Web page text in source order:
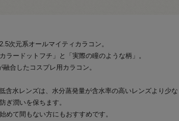
次元系オールマイティカラコン。
ラードットフチ」と「実際の瞳のような柄」。
融合したコスプレ用カラコン。
含水レンズは、水分蒸発量が含水率の高いレンズより少な
ぎ潤いを保ちます。
めて間もない方にもおすすめです。